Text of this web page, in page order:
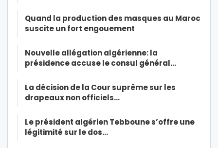
Quand la production des masques au Maroc
suscite un fort engouement
Nouvelle allégation algérienne: la
présidence accuse le consul général…
La décision de la Cour suprême sur les
drapeaux non officiels…
Le président algérien Tebboune s’offre une
légitimité sur le dos…